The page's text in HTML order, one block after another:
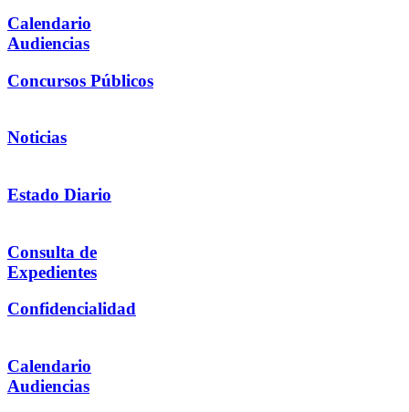
Calendario
Audiencias
Concursos Públicos
Noticias
Estado Diario
Consulta de
Expedientes
Confidencialidad
Calendario
Audiencias